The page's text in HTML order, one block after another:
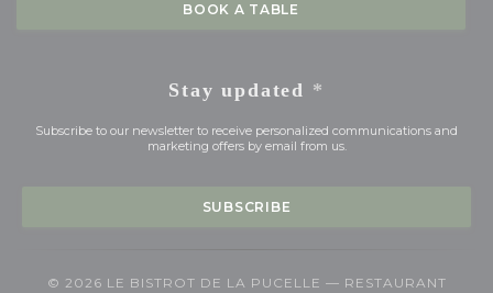
BOOK A TABLE
Stay updated *
Subscribe to our newsletter to receive personalized communications and
marketing offers by email from us.
SUBSCRIBE
© 2026 LE BISTROT DE LA PUCELLE — RESTAURANT